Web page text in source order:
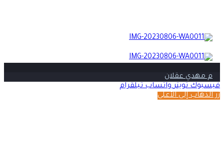
م مهدي عقلان
فيسبوك تويتر واتساب تيلقرام
زر الذهاب إلى الأعلى